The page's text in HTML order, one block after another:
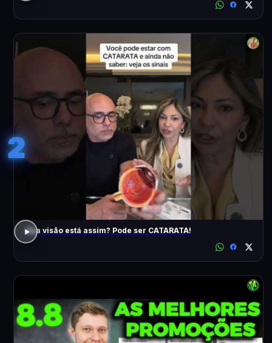
2
Sua visão está assim? Pode ser CATARATA!